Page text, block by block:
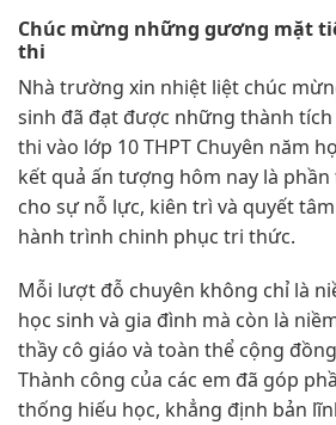
Chúc mừng những gương mặt
thi
Nhà trường xin nhiệt liệt chúc
sinh đã đạt được những thành
thi vào lớp 10 THPT Chuyên năm
kết quả ấn tượng hôm nay là
cho sự nỗ lực, kiên trì và quyết
hành trình chinh phục tri thức.
Mỗi lượt đỗ chuyên không chỉ là
học sinh và gia đình mà còn là
thầy cô giáo và toàn thể cộng
Thành công của các em đã góp
thống hiếu học, khẳng định bản